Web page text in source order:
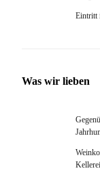
Eintritt
Was wir lieben